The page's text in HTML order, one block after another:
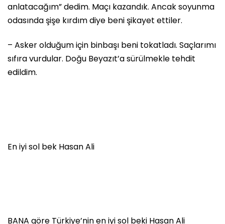
anlatacağım” dedim. Maçı kazandık. Ancak soyunma
odasında şişe kırdım diye beni şikayet ettiler.
– Asker olduğum için binbaşı beni tokatladı. Saçlarımı
sıfıra vurdular. Doğu Beyazıt’a sürülmekle tehdit
edildim.
En iyi sol bek Hasan Ali
BANA göre Türkiye’nin en iyi sol beki Hasan Ali